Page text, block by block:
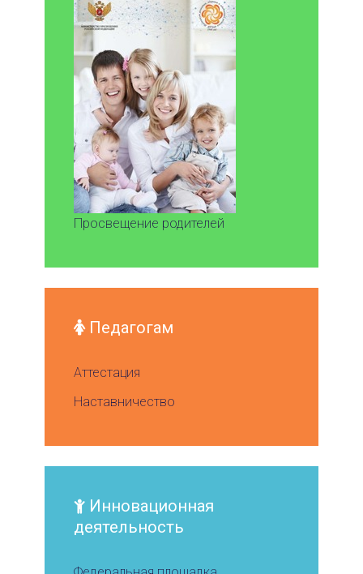
Просвещение родителей
Педагогам
Аттестация
Наставничество
Инновационная
деятельность